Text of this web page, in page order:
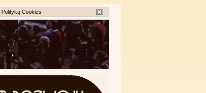
Polityką Cookies